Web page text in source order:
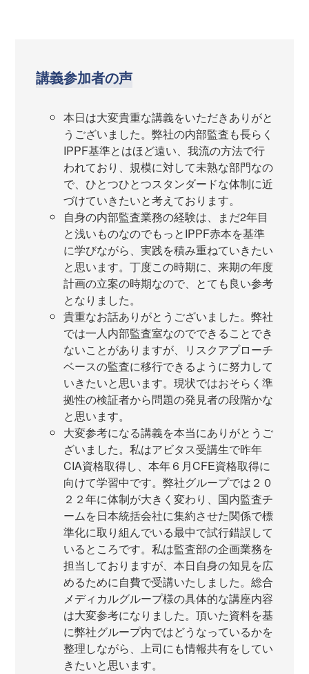
講義参加者の声
本日は大変貴重な講義をいただきありがと
うございました。弊社の内部監査も長らく
IPPF基準とはほど遠い、我流の方法で行
われており、規模に対して未熟な部門なの
で、ひとつひとつスタンダードな体制に近
づけていきたいと考えております。
自身の内部監査業務の経験は、まだ2年目
と浅いものなのでもっとIPPF赤本を基準
に学びながら、実践を積み重ねていきたい
と思います。丁度この時期に、来期の年度
計画の立案の時期なので、とても良い参考
となりました。
貴重なお話ありがとうございました。弊社
では一人内部監査室なのでできることでき
ないことがありますが、リスクアプローチ
ベースの監査に移行できるように努力して
いきたいと思います。現状ではおそらく準
拠性の検証者から問題の発見者の段階かな
と思います。
大変参考になる講義を本当にありがとうご
ざいました。私はアビタス受講生で昨年
CIA資格取得し、本年６月CFE資格取得に
向けて学習中です。弊社グループでは２０
２２年に体制が大きく変わり、国内監査チ
ームを日本統括会社に集約させた関係で標
準化に取り組んでいる最中で試行錯誤して
いるところです。私は監査部の企画業務を
担当しておりますが、本日自身の知見を広
めるために自費で受講いたしました。総合
メディカルグループ様の具体的な講座内容
は大変参考になりました。頂いた資料を基
に弊社グループ内ではどうなっているかを
整理しながら、上司にも情報共有をしてい
きたいと思います。